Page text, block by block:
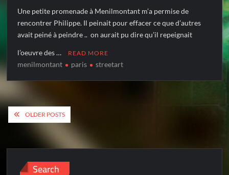
Une petite promenade à Menilmontant m’a permise de
rencontrer Philippe. Il peinait pour effacer ce que d’autres
avait peiné à peindre .. on aurait pu dire qu’il repeignait
l’oeuvre des … READ MORE
menilmontant paris streetart
Posts
navigation
OLDER POSTS
Search